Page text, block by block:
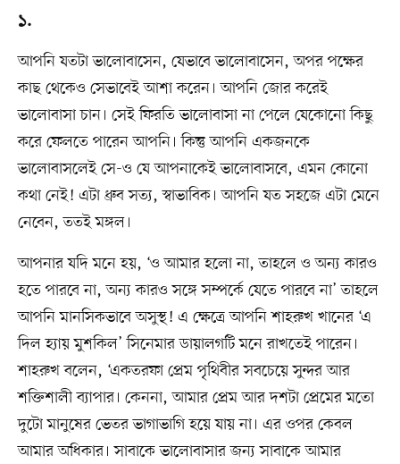
১.
আপনি যতটা ভালোবাসেন, যেভাবে ভালোবাসেন, অপর পক্ষের
কাছ থেকেও সেভাবেই আশা করেন। আপনি জোর করেই
ভালোবাসা চান। সেই ফিরতি ভালোবাসা না পেলে যেকোনো কিছু
করে ফেলতে পারেন আপনি। কিন্তু আপনি একজনকে
ভালোবাসলেই সে-ও যে আপনাকেই ভালোবাসবে, এমন কোনো
কথা নেই! এটা ধ্রুব সত্য, স্বাভাবিক। আপনি যত সহজে এটা মেনে
নেবেন, ততই মঙ্গল।
আপনার যদি মনে হয়, ‘ও আমার হলো না, তাহলে ও অন্য কারও
হতে পারবে না, অন্য কারও সঙ্গে সম্পর্কে যেতে পারবে না’ তাহলে
আপনি মানসিকভাবে অসুস্থ! এ ক্ষেত্রে আপনি শাহরুখ খানের ‘এ
দিল হ্যায় মুশকিল’ সিনেমার ডায়ালগটি মনে রাখতেই পারেন।
শাহরুখ বলেন, ‘একতরফা প্রেম পৃথিবীর সবচেয়ে সুন্দর আর
শক্তিশালী ব্যাপার। কেননা, আমার প্রেম আর দশটা প্রেমের মতো
দুটো মানুষের ভেতর ভাগাভাগি হয়ে যায় না। এর ওপর কেবল
আমার অধিকার। সাবাকে ভালোবাসার জন্য সাবাকে আমার